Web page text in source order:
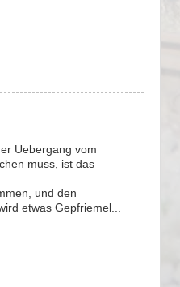
Uebergang vom
muss, ist das
und den
etwas Gepfriemel...